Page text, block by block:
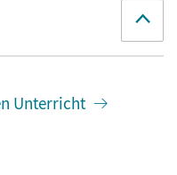
Unterricht